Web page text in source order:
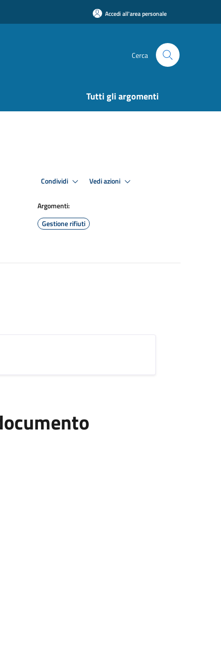
Accedi all'area personale
Cerca
Tutti gli argomenti
Condividi Vedi azioni
Argomenti:
Gestione rifiuti